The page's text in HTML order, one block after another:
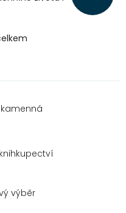
výběr